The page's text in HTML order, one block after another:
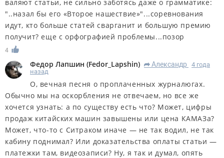
валяют статьи, не сильно заботясь даже о грамматике:
"..назал бы его «Второе нашествие»"...соревнования
идут, кто больше статей сварганит и большую премию
получит? еще с орфографией проблемы...позор
4
Федор Лапшин (Fedor_Lapshin) R Александр
4 года
назад
О, вечная песня о проплаченных журналюгах.
Обычно мы на оскорбления не отвечаем, но все же
хочется узнать: а по существу есть что? Может, цифры
продаж китайских машин завышены или цена КАМАЗа?
Может, что-то с Ситраком иначе — не так водил, не так
кабину поднимал? Или доказательства оплаты статьи —
платежки там, видеозаписи? Ну, я так и думал, опять